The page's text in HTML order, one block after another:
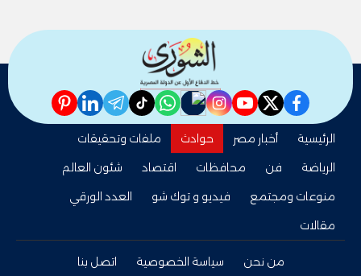
facebook
twitter
youtube
instagram
nabd
whatsapp
tiktok
telegram
linkedin
pinterest
الرئيسية أخبار مصر حوادث
ملفات وتحقيقات
الرياضة
فن محافظات اقتصاد
شئون العالم
منوعات ومجتمع
فيديو و توك شو
العدد الورقي
مقالات
من نحن سياسة الخصوصية اتصل بنا